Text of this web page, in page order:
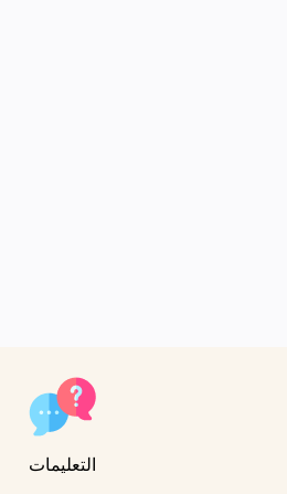
التعليمات